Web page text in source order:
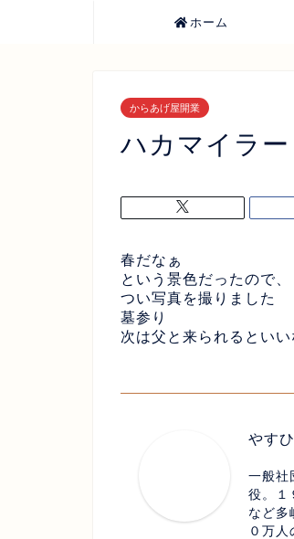
ホーム
からあげ屋開業
ハカマイラー
春だなぁ
という景色だったので、
つい写真を撮りました
墓参り
次は父と来られるといい
やす
一般社
役。１
など多
０万人